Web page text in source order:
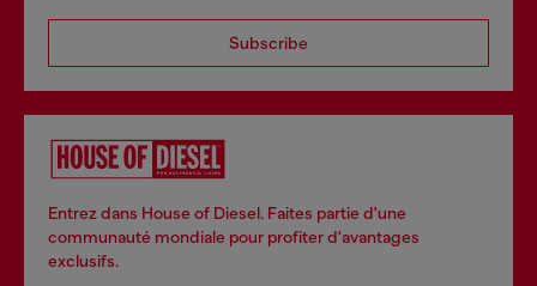
Subscribe
Entrez dans House of Diesel. Faites partie d'une
communauté mondiale pour profiter d'avantages
exclusifs.